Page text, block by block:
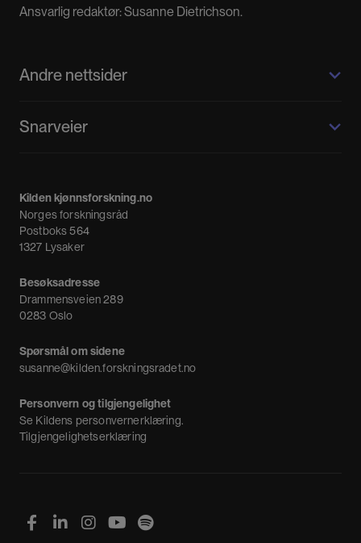
Ansvarlig redaktør: Susanne Dietrichson.
Andre nettsider
Kvinnehistorie.no
Snarveier
Nyheter
Nyhetsbrev
Kilden kjønnsforskning.no
Norges forskningsråd
Postboks 564
1327 Lysaker
Besøksadresse
Drammensveien 289
0283 Oslo
Spørsmål om sidene
susanne@kilden.forskningsradet.no
Personvern og tilgjengelighet
Se Kildens personvernerklæring.
Tilgjengelighetserklæring